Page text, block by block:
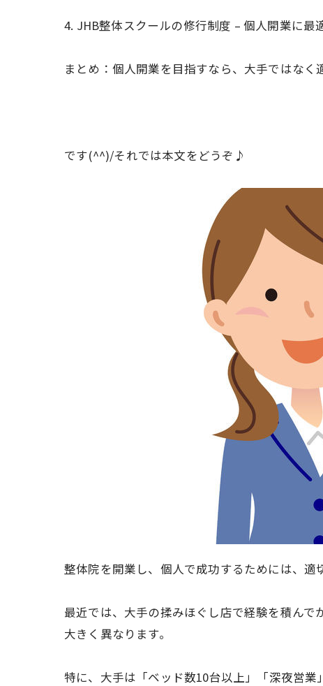
4. JHB整体スクールの修行制度 – 個人開業に最
まとめ：個人開業を目指すなら、大手ではなく
です(^^)/それでは本文をどうぞ♪
整体院を開業し、個人で成功するためには、
最近では、大手の揉みほぐし店で経験を積ん
大きく異なります。
特に、大手は「ベッド数10台以上」「深夜営